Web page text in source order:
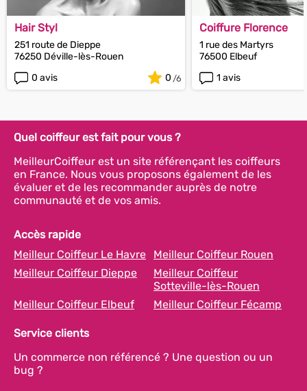
Hair Styl
251 route de Dieppe
76250 Déville-lès-Rouen
0 avis
0
Coiffure Florence
1 rue des Martyrs
76500 Elbeuf
1 avis
Quel coiffeur est fait pour vous ?
MeilleurCoiffeur est un site référençant les coiffeurs
en France. Nous vous proposons également de les
évaluer et de les recommander auprès de notre
communauté et de vos amis.
Accès rapide
Meilleur Coiffeur Le Havre
Meilleur Coiffeur Rouen
Meilleur Coiffeur Dieppe
Meilleur Coiffeur
Sotteville-lès-Rouen
Meilleur Coiffeur Elbeuf
Meilleur Coiffeur Fécamp
Service clients
Un commerce non référencé ? Une question ou un
bug ?